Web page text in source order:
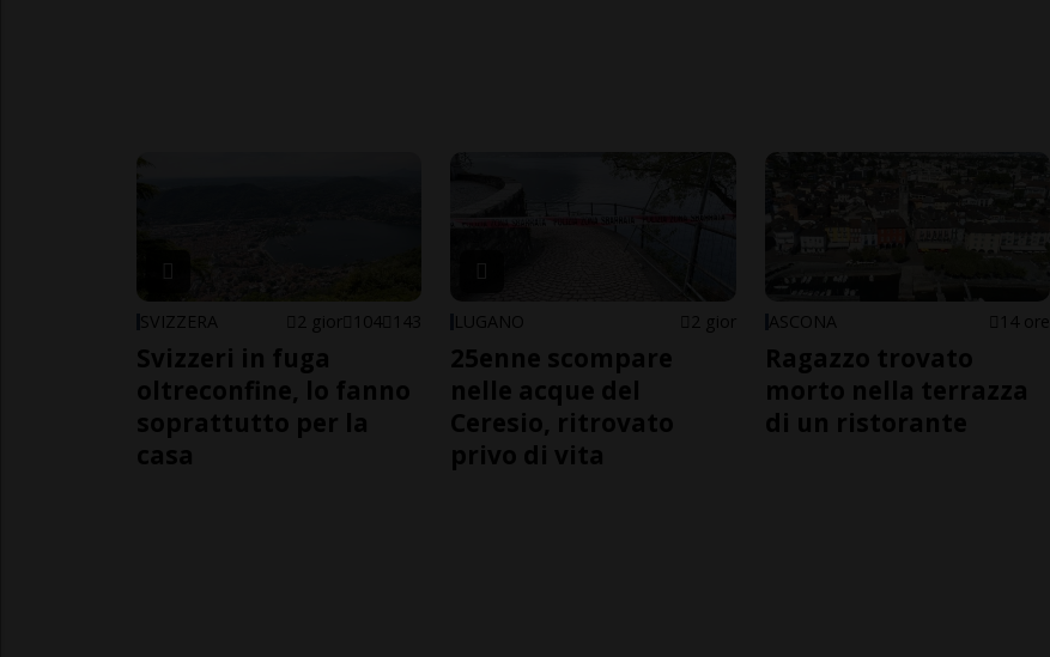
SVIZZERA 2 gior 104 143
Svizzeri in fuga
oltreconfine, lo fanno
soprattutto per la
casa
LUGANO 2 gior
25enne scompare
nelle acque del
Ceresio, ritrovato
privo di vita
ASCONA 14 ore
Ragazzo trovato
morto nella terrazza
di un ristorante